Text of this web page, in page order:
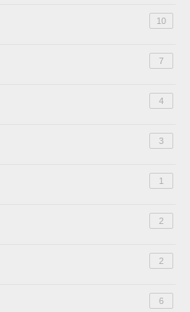
10
7
4
3
1
2
2
6